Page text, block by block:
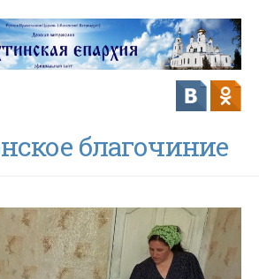
благочиние